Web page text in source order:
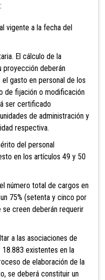
vigente a la fecha del
El cálculo de la
proyección deberán
gasto en personal de los
de fijación o modificación
ser certificado
de administración y
respectiva.
del personal
en los artículos 49 y 50
número total de cargos en
75% (setenta y cinco por
creen deberán requerir
a las asociaciones de
existentes en la
de elaboración de la
se deberá constituir un